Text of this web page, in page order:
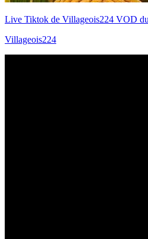
Live Tiktok de Villageois224 VOD
Villageois224